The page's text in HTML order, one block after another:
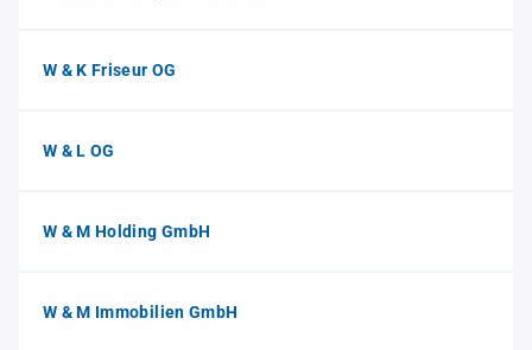
W & K Friseur OG
W & L OG
W & M Holding GmbH
W & M Immobilien GmbH